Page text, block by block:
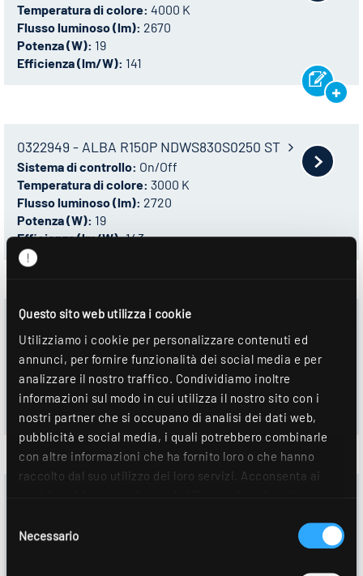
Questo sito web utilizza i cookie
Utilizziamo i cookie per personalizzare contenuti ed
annunci, per fornire funzionalità dei social media e per
analizzare il nostro traffico. Condividiamo inoltre
informazioni sul modo in cui utilizza il nostro sito con i
nostri partner che si occupano di analisi dei dati web,
pubblicità e social media, i quali potrebbero combinarle
con altre informazioni che ha fornito loro o che hanno
raccolto dal suo utilizzo dei loro servizi. Acconsenta ai
dichiarazione sulla protezione dei dati
delNecessario
Temperatura di colore: 4000 K
Flusso luminoso (lm): 2670
Potenza (W): 19
Efficienza (lm/W): 141
0322949 - ALBA R150P NDWS830S0250 ST
Sistema di controllo: On/Off
Temperatura di colore: 3000 K
Flusso luminoso (lm): 2720
Potenza (W): 19
Efficienza (lm/W):143
0332949 - ALBA R150P DAWS830S0250 ST
Sistema di controllo:DALI-2
Temperatura di colore:3000 K
Flusso luminoso (lm):2720
Potenza (W):19
Efficienza (lm/W):143
Temperatura di colore: